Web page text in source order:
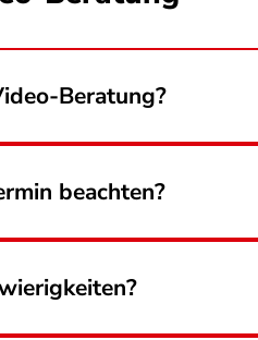
Beratung?
beachten?